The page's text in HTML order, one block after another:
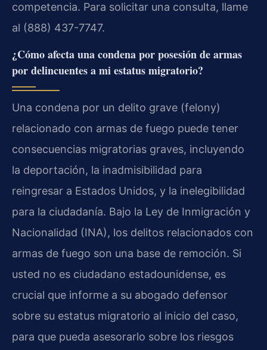
competencia. Para solicitar una consulta, llame
al (888) 437-7747.
¿Cómo afecta una condena por posesión de armas
por delincuentes a mi estatus migratorio?
Una condena por un delito grave (felony)
relacionado con armas de fuego puede tener
consecuencias migratorias graves, incluyendo
la deportación, la inadmisibilidad para
reingresar a Estados Unidos, y la inelegibilidad
para la ciudadanía. Bajo la Ley de Inmigración y
Nacionalidad (INA), los delitos relacionados con
armas de fuego son una base de remoción. Si
usted no es ciudadano estadounidense, es
crucial que informe a su abogado defensor
sobre su estatus migratorio al inicio del caso,
para que pueda asesorarlo sobre los riesgos